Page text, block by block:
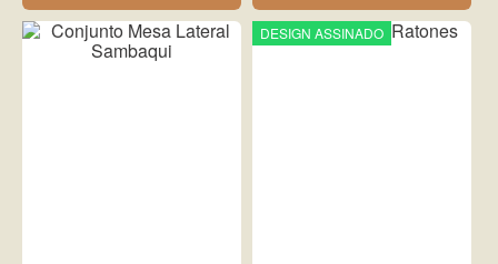
DESIGN ASSINADO